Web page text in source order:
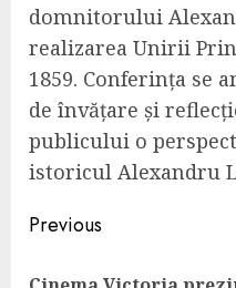
domnitorului
realizarea Unirii
1859. Conferința se
de învățare și
publicului o
istoricul Alexandru
Continue
Reading
Previous